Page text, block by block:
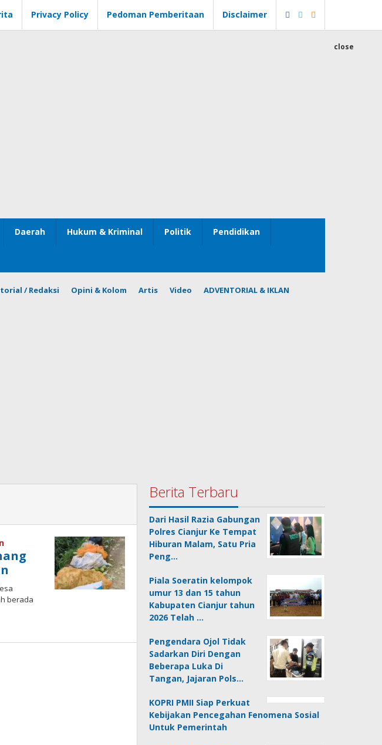
Privacy Policy Pedoman Pemberitaan Disclaimer
Daerah Hukum & Kriminal Politik Pendidikan
/ Redaksi Opini & Kolom Artis Video ADVENTORIAL & IKLAN
close
berada
Berita Terbaru
Dari Hasil Razia Gabungan
Polres Cianjur Ke Tempat
Hiburan Malam, Satu Pria
Peng…
Piala Soeratin kelompok
umur 13 dan 15 tahun
Kabupaten Cianjur tahun
2026 Telah …
Pengendara Ojol Tidak
Sadarkan Diri Dengan
Beberapa Luka Di
Tangan, Jajaran Pols…
KOPRI PMII Siap Perkuat
Kebijakan Pencegahan Fenomena Sosial
Untuk Pemerintah